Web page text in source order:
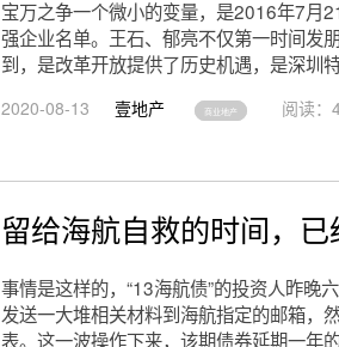
宝万之争一个微小的变量，是2016年7月
强企业名单。王石、郁亮不仅第一时间发
到，是改革开放提供了历史机遇，是深圳
2020-08-13 壹地产 商业地产 阅读：
留给海航自救的时间，已
事情是这样的，“13海航债”的投资人昨晚
发送一大堆相关材料到海航指定的邮箱，
表。这一波操作下来，该期债券延期一年